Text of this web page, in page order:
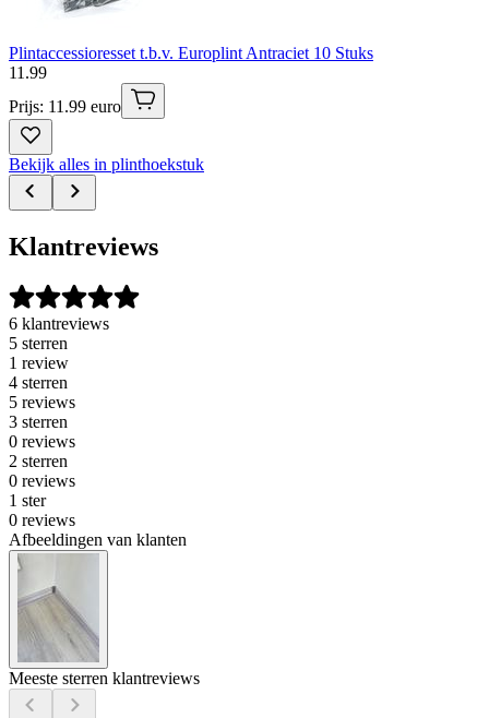
Plintaccessioresset t.b.v. Europlint Antraciet 10 Stuks
11 .99
Prijs: 11.99 euro
Bekijk alles in plinthoekstuk
Klantreviews
6 klantreviews
5 sterren
1 review
4 sterren
5 reviews
3 sterren
0 reviews
2 sterren
0 reviews
1 ster
0 reviews
Afbeeldingen van klanten
Meeste sterren klantreviews